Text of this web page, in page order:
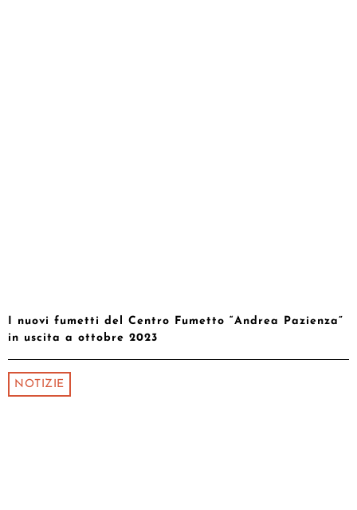
I nuovi fumetti del Centro Fumetto “Andrea Pazienza”
in uscita a ottobre 2023
NOTIZIE